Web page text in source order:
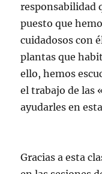
responsabilidad
puesto que
cuidadosos con
plantas que
ello, hemos
el trabajo de las
ayudarles en
Gracias a esta